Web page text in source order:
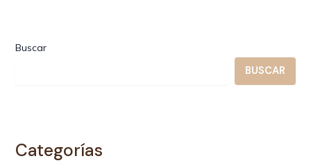
Buscar
BUSCAR
Categorías